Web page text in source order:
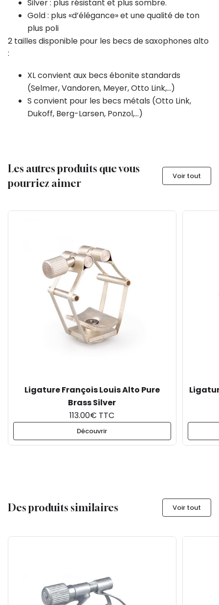
Silver : plus résistant et plus sombre.
Gold : plus «d’élégance» et une qualité de ton
plus poli
2 tailles disponible pour les becs de saxophones alto
:
XL convient aux becs ébonite standards
(Selmer, Vandoren, Meyer, Otto Link,…)
S convient pour les becs métals (Otto Link,
Dukoff, Berg-Larsen, Ponzol,…)
Les autres produits que vous
pourriez aimer
Voir tout
Ligature François Louis Alto Pure
Brass Silver
113.00€ TTC
Découvrir
Des produits similaires Voir tout